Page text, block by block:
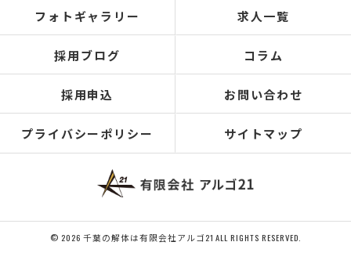
フォトギャラリー 求人一覧
採用ブログ コラム
採用申込 お問い合わせ
プライバシーポリシー サイトマップ
© 2026 千葉の解体は有限会社アルゴ21 ALL RIGHTS RESERVED.